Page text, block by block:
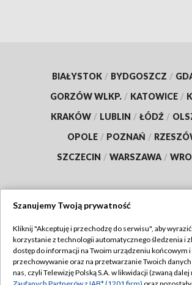
BIAŁYSTOK / BYDGOSZCZ /
GORZÓW WLKP. / KATOWICE /
KRAKÓW / LUBLIN / ŁÓDŹ /
OPOLE / POZNAŃ /
SZCZECIN / WARSZAWA /
TVP
Abonament TVP
Emisja w TVP
Regulamin TVP
Szanujemy Twoją prywatność
Kliknij "Akceptuję i przechodzę do serwisu", aby
korzystanie z technologii automatycznego śledzenia i
dostęp do informacji na Twoim urządzeniu końcowym i
przechowywanie oraz na przetwarzanie Twoich
nas, czyli Telewizję Polską S.A. w likwidacji (zwaną dalej